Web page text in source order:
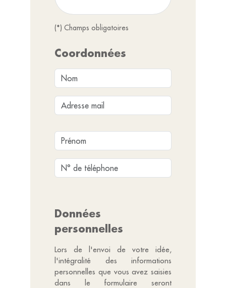
(*) Champs obligatoires
Coordonnées
Données
personnelles
Lors de l'envoi de votre idée,
l'intégralité des informations
personnelles que vous avez saisies
dans le formulaire seront